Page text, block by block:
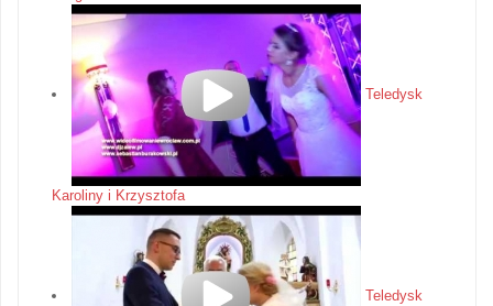
Teledysk
Karoliny i Krzysztofa
Teledysk